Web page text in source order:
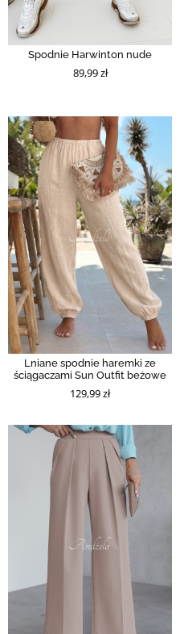
Spodnie Harwinton nude
89,99 zł
Lniane spodnie haremki ze
ściągaczami Sun Outfit beżowe
129,99 zł